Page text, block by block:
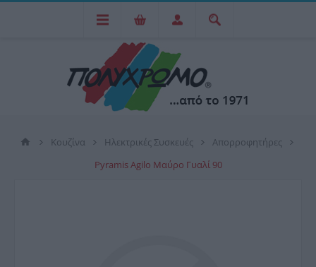
Κουζίνα Ηλεκτρικές Συσκευές
Απορροφητήρες
Pyramis Agilo Μαύρο Γυαλί 90